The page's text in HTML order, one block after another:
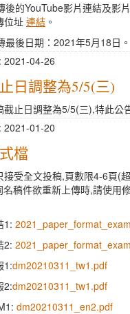
後的YouTube影片連結及影
位址 連結 。
最後日期：2021年5月18日。
2021-04-26
日調整為5/5(三)
截止日調整為5/5(三),特此公
2021-01-20
檔
接受全文投稿,頁數限4-6頁(
名稿件欲重新上傳時,請使用
1:
2:
1:dm20210311_tw1.pdf
2:dm20210311_tw1.pdf
dm20210311_en2.pdf